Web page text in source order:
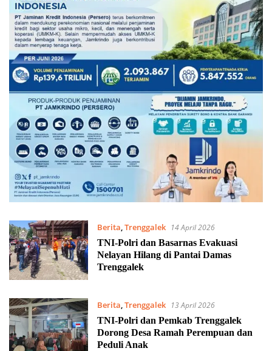
Berita,Trenggalek
14 April 2026
TNI-Polri dan Basarnas Evakuasi
Nelayan Hilang di Pantai Damas
Trenggalek
Berita,Trenggalek
13 April 2026
TNI-Polri dan Pemkab Trenggalek
Dorong Desa Ramah Perempuan dan
Peduli Anak